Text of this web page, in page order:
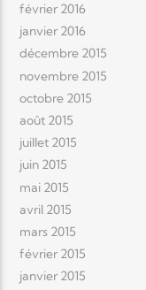
février 2016
janvier 2016
décembre 2015
novembre 2015
octobre 2015
août 2015
juillet 2015
juin 2015
mai 2015
avril 2015
mars 2015
février 2015
janvier 2015